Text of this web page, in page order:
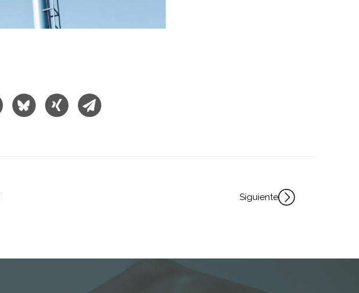
Siguiente